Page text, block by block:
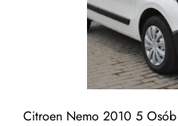
Citroen Nemo 2010 5 Osób